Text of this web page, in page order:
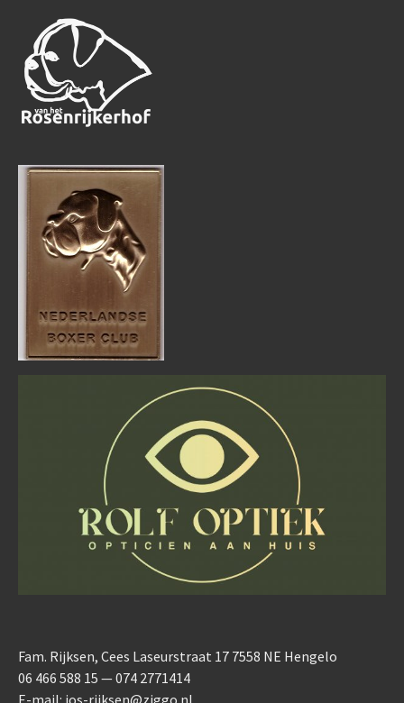
Fam. Rijksen, Cees Laseurstraat 17 7558 NE Hengelo
06 466 588 15 — 074 2771414